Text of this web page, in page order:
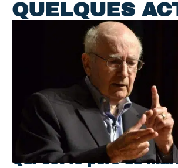
QUELQUES
Qui est le père du